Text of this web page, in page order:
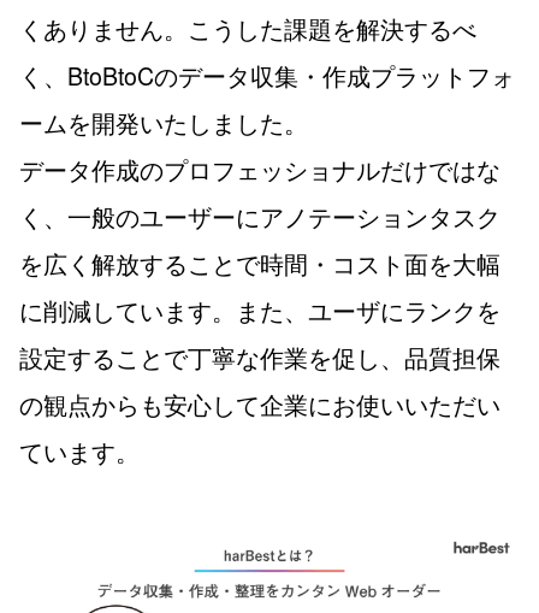
くありません。こうした課題を解決するべ
く、BtoBtoCのデータ収集・作成プラットフォ
ームを開発いたしました。
データ作成のプロフェッショナルだけではな
く、一般のユーザーにアノテーションタスク
を広く解放することで時間・コスト面を大幅
に削減しています。また、ユーザにランクを
設定することで丁寧な作業を促し、品質担保
の観点からも安心して企業にお使いいただい
ています。